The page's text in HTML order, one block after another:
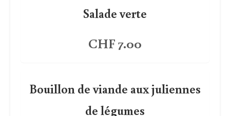
Salade verte
CHF 7.00
Bouillon de viande aux juliennes
de légumes